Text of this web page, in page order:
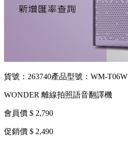
貨號：263740產品型號：WM-T06W
WONDER 離線拍照語音翻譯機
會員價 $ 2,790
促銷價 $ 2,490